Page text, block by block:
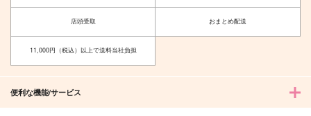
オレたち親友だよな！
944円
眞霜平助×上終
そ 其ノ参 終 もしもチ
ヒロが喫茶店で働いた
SPOOKY
142円（税込）
店頭受取 おまとめ配送
11,000円（税込）以上で送料当社負担
便利な機能/サービス